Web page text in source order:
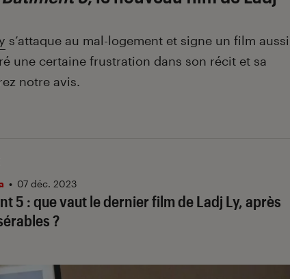
s’attaque au mal-logement et signe un film aussi
une certaine frustration dans son récit et sa
notre avis.
5 : que vaut le dernier film de Ladj Ly, après
?
• 07 déc. 2023